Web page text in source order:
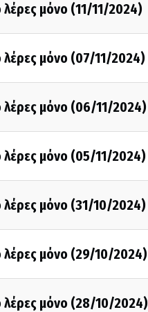
λέρες μόνο (11/11/2024)
λέρες μόνο (07/11/2024)
λέρες μόνο (06/11/2024)
λέρες μόνο (05/11/2024)
λέρες μόνο (31/10/2024)
λέρες μόνο (29/10/2024)
λέρες μόνο (28/10/2024)